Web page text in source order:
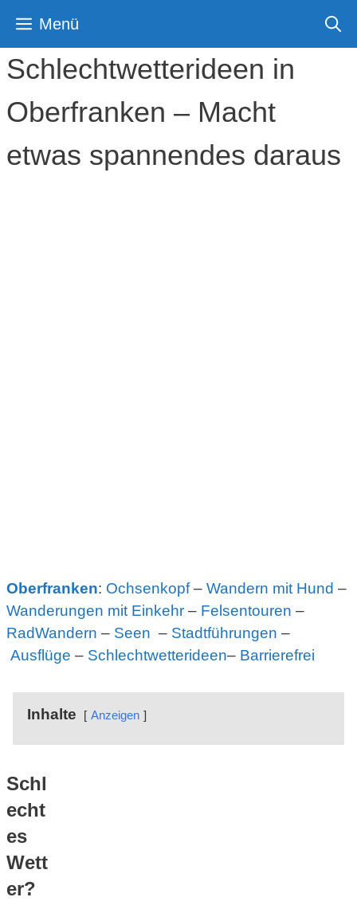
Inhalt
springen
Menü
Schlechtwetterideen in
Oberfranken – Macht
etwas spannendes daraus
Oberfranken: Ochsenkopf– Wandern mit Hund –
Wanderungen mit Einkehr – Felsentouren –
RadWandern – Seen – Stadtführungen –
Ausflüge – Schlechtwetterideen– Barrierefrei
Inhalte Anzeigen
Schl
echt
es
Wett
er?